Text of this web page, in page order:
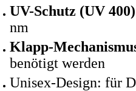
UV-Schutz (UV
nm
Klapp-
benötigt werden
Unisex-Design: für